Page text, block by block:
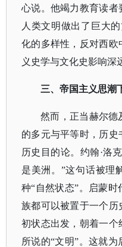
心说。他竭力教育读
人类文明做出了巨大
化的多样性，反对西欧
义史学与文化史影响深
三、帝国主义思潮
然而，正当赫尔德
的多元与平等时，历
历史目的论。约翰·洛
是美洲。”这句话被理
种“自然状态”。启蒙
族都可以被置于一个
初状态出发，朝着一个
所说的“文明”。这就